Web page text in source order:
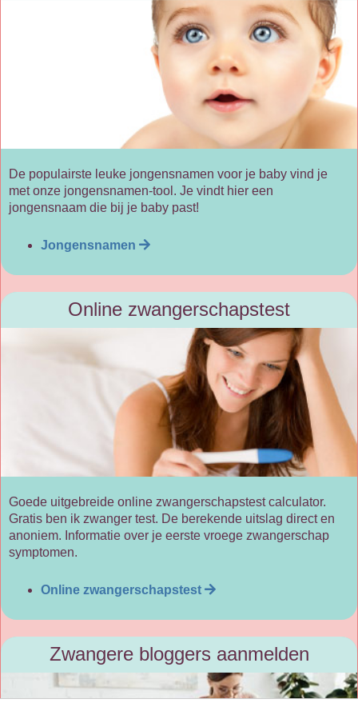
De populairste leuke jongensnamen voor je baby vind je
met onze jongensnamen-tool. Je vindt hier een
jongensnaam die bij je baby past!
Jongensnamen
Online zwangerschapstest
Goede uitgebreide online zwangerschapstest calculator.
Gratis ben ik zwanger test. De berekende uitslag direct en
anoniem. Informatie over je eerste vroege zwangerschap
symptomen.
Online zwangerschapstest
Zwangere bloggers aanmelden